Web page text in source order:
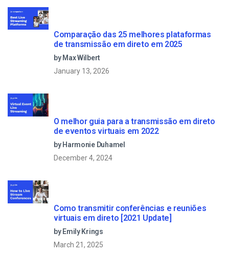
Comparação das 25 melhores plataformas
de transmissão em direto em 2025
by Max Wilbert
January 13, 2026
O melhor guia para a transmissão em direto
de eventos virtuais em 2022
by Harmonie Duhamel
December 4, 2024
Como transmitir conferências e reuniões
virtuais em direto [2021 Update]
by Emily Krings
March 21, 2025